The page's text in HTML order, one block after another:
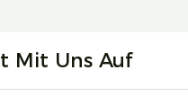
Mit Uns Auf